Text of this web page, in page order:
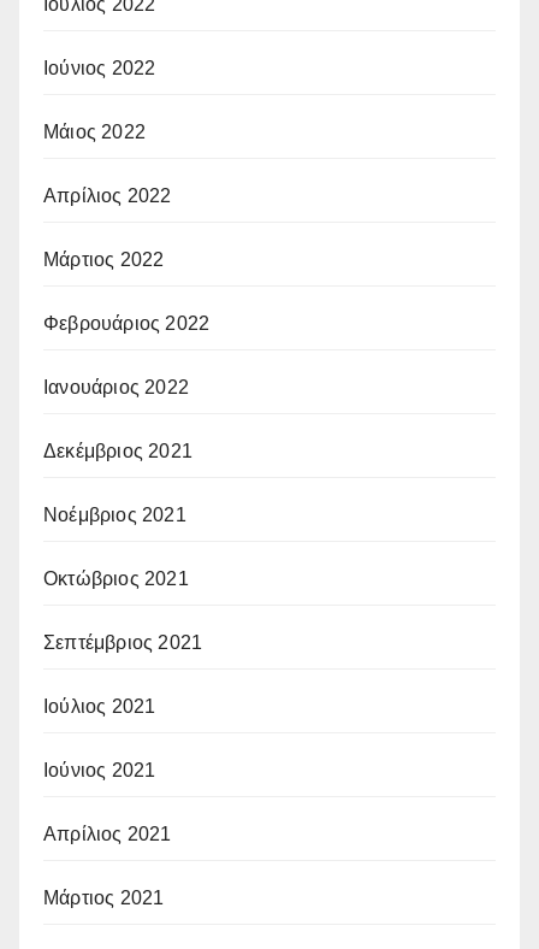
Ιούνιος 2022
Μάιος 2022
Απρίλιος 2022
Μάρτιος 2022
Φεβρουάριος 2022
Ιανουάριος 2022
Δεκέμβριος 2021
Νοέμβριος 2021
Οκτώβριος 2021
Σεπτέμβριος 2021
Ιούλιος 2021
Ιούνιος 2021
Απρίλιος 2021
Μάρτιος 2021